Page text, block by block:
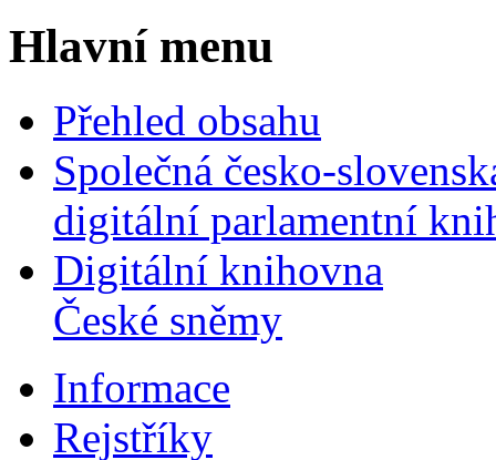
Hlavní menu
Přehled obsahu
Společná česko-
digitální parlamentní
Digitální knihovna
České sněmy
Informace
Rejstříky